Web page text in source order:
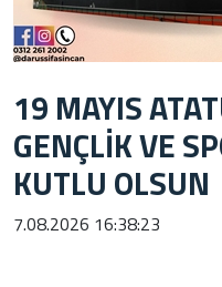
19 MAYIS
GENÇLİK VE
KUTLU OLSUN
7.08.2026 16:38:23